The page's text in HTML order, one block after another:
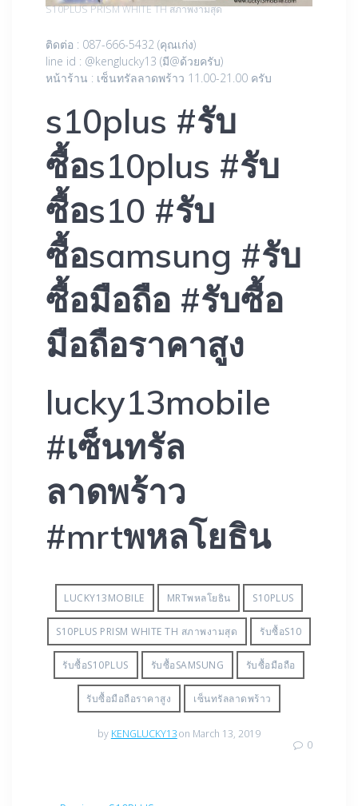
S10PLUS PRISM WHITE TH สภาพงามสุด
ติดต่อ : 087-666-5432 (คุณเก่ง)
line id : @kenglucky13 (มี@ด้วยครับ)
หน้าร้าน : เซ็นทรัลลาดพร้าว 11.00-21.00 ครับ
s10plus #รับ
ซื้อs10plus #รับ
ซื้อs10 #รับ
ซื้อsamsung #รับ
ซื้อมือถือ #รับซื้อ
มือถือราคาสูง
lucky13mobile
#เซ็นทรัล
ลาดพร้าว
#mrtพหลโยธิน
LUCKY13MOBILE MRTพหลโยธิน S10PLUS
S10PLUS PRISM WHITE TH สภาพงามสุด รับซื้อS10
รับซื้อS10PLUS รับซื้อSAMSUNG รับซื้อมือถือ
รับซื้อมือถือราคาสูง เซ็นทรัลลาดพร้าว
by KENGLUCKY13on March 13, 2019
0